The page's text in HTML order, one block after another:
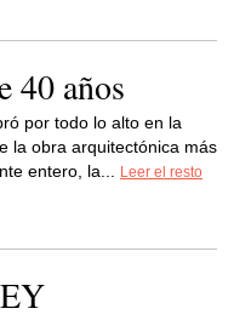
40 años
por todo lo alto en la
la obra arquitectónica más
entero, la...
Leer el resto